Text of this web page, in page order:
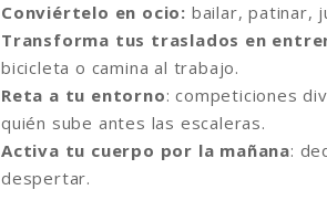
Conviértelo en ocio: bailar, patinar,
Transforma tus traslados en
bicicleta o camina al trabajo.
Reta a tu entorno: competiciones
quién sube antes las escaleras.
Activa tu cuerpo por la mañana:
despertar.